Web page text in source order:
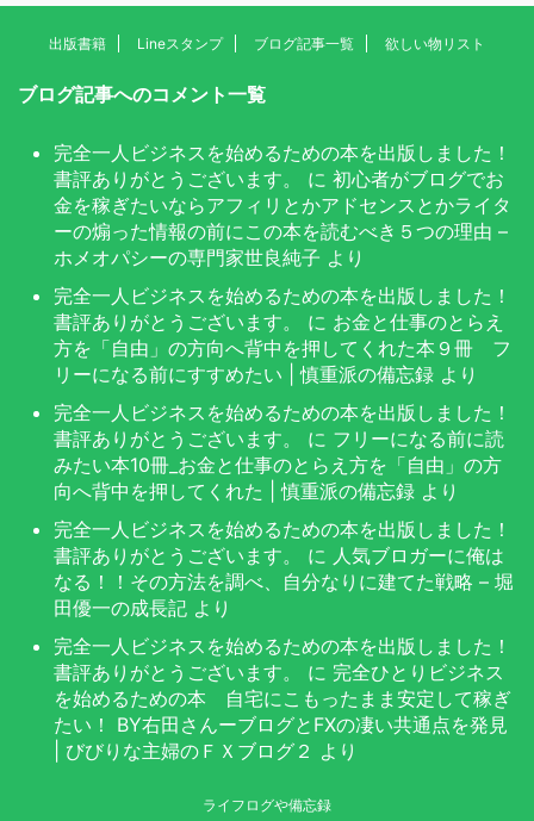
出版書籍 Lineスタンプ ブログ記事一覧 欲しい物リスト
ブログ記事へのコメント一覧
完全一人ビジネスを始めるための本を出版しました！
書評ありがとうございます。
に 初心者がブログでお
金を稼ぎたいならアフィリとかアドセンスとかライタ
ーの煽った情報の前にこの本を読むべき５つの理由 –
ホメオパシーの専門家世良純子 より
完全一人ビジネスを始めるための本を出版しました！
書評ありがとうございます。
に お金と仕事のとらえ
方を「自由」の方向へ背中を押してくれた本９冊 フ
リーになる前にすすめたい | 慎重派の備忘録 より
完全一人ビジネスを始めるための本を出版しました！
書評ありがとうございます。
に フリーになる前に読
みたい本10冊_お金と仕事のとらえ方を「自由」の方
向へ背中を押してくれた | 慎重派の備忘録 より
完全一人ビジネスを始めるための本を出版しました！
書評ありがとうございます。
に 人気ブロガーに俺は
なる！！その方法を調べ、自分なりに建てた戦略 – 堀
田優一の成長記 より
完全一人ビジネスを始めるための本を出版しました！
書評ありがとうございます。
に 完全ひとりビジネス
を始めるための本 自宅にこもったまま安定して稼ぎ
たい！ BY右田さんーブログとFXの凄い共通点を発見
| びびりな主婦のＦＸブログ２ より
ライフログや備忘録